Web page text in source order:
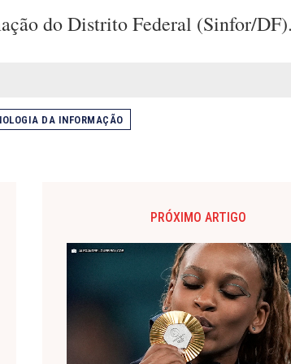
do Distrito Federal (Sinfor/
DA INFORMAÇÃO
PRÓXIMO ARTIGO